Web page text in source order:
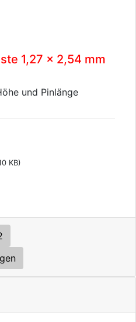
1,27 x 2,54 mm
und Pinlänge
KB)